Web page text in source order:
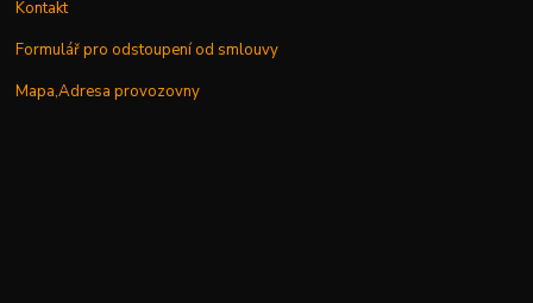
Kontakt
Formulář pro odstoupení od smlouvy
Mapa,Adresa provozovny